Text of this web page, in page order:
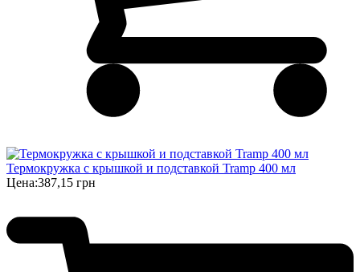
Термокружка с крышкой и подставкой Tramp 400 мл
Цена:387,15 грн